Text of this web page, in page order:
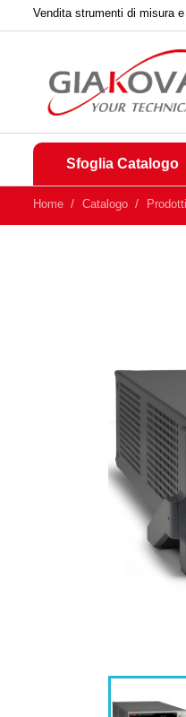
Vendita strumenti di misura
Sfoglia Catalogo
Home Catalogo Prodotti